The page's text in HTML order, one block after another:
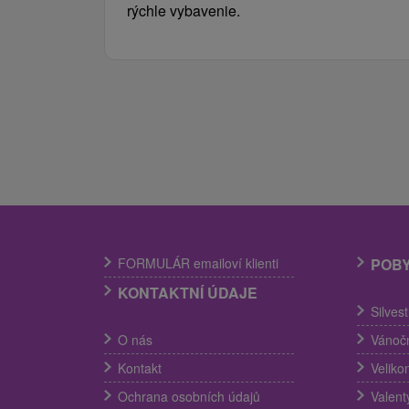
rýchle vybavenie.
FORMULÁR emailoví klienti
KONTAKTNÍ ÚDAJE
O nás
Kontakt
Ochrana osobních údajů